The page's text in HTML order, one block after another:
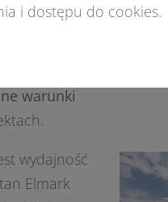
warunki
wydajność
Elmark
i dostępu do cookies.